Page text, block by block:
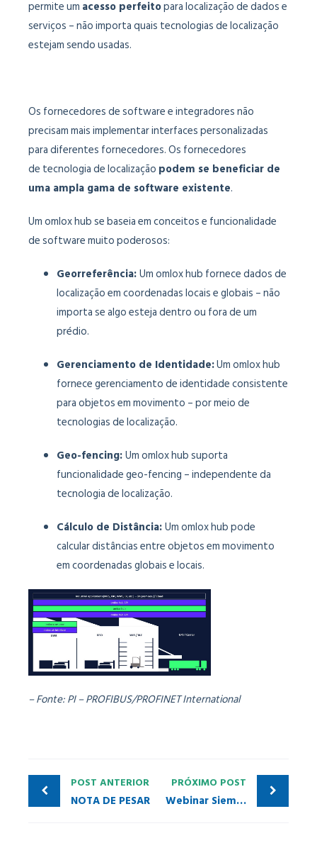
permite um acesso perfeitopara localização de dados e
serviços – não importa quais tecnologias de localização
estejam sendo usadas.
Os fornecedores de software e integradores não
precisam mais implementar interfaces personalizadas
para diferentes fornecedores. Os fornecedores
de tecnologia de localização podem se beneficiar de
uma ampla gama de software existente.
Um omlox hub se baseia em conceitos e funcionalidade
de software muito poderosos:
Georreferência:Um omlox hub fornece dados de
localização em coordenadas locais e globais – não
importa se algo esteja dentro ou fora de um
prédio.
Gerenciamento de Identidade:Um omlox hub
fornece gerenciamento de identidade consistente
para objetos em movimento – por meio de
tecnologias de localização.
Geo-fencing:Um omlox hub suporta
funcionalidade geo-fencing – independente da
tecnologia de localização.
Cálculo de Distância:Um omlox hub pode
calcular distâncias entre objetos em movimento
em coordenadas globais e locais.
– Fonte: PI – PROFIBUS/PROFINET International
POST ANTERIOR
NOTA DE PESAR
PRÓXIMO POST
Webinar Siemens: Lançamento! Confira as novidades do TIA Portal V17